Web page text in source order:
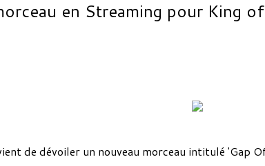
en Streaming pour King
de dévoiler un nouveau morceau intitulé 'Gap